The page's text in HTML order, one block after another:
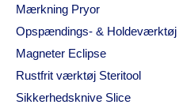
Mærkning Pryor
Opspændings- & Holdeværktøj
Magneter Eclipse
Rustfrit værktøj Steritool
Sikkerhedsknive Slice